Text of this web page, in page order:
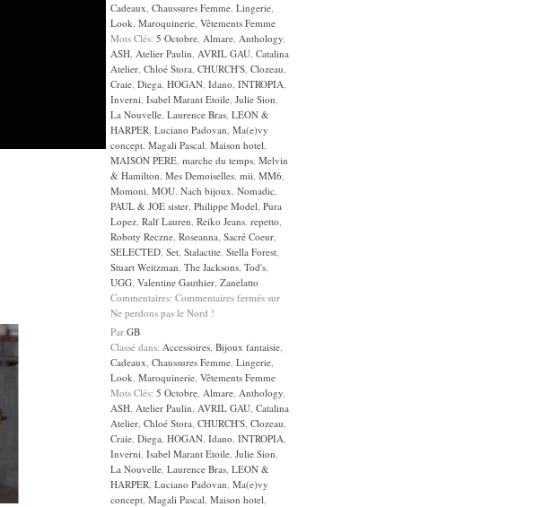
Cadeaux, Chaussures Femme, Lingerie,
Look, Maroquinerie, Vêtements Femme
Mots Clés: 5 Octobre, Almare, Anthology,
ASH, Atelier Paulin, AVRIL GAU, Catalina
Atelier, Chloé Stora, CHURCH'S, Clozeau,
Craie, Diega, HOGAN, Idano, INTROPIA,
Inverni, Isabel Marant Etoile, Julie Sion,
La Nouvelle, Laurence Bras, LEON &
HARPER, Luciano Padovan, Ma(e)vy
concept, Magali Pascal, Maison hotel,
MAISON PERE, marche du temps, Melvin
& Hamilton, Mes Demoiselles, mii, MM6,
Momoni, MOU, Nach bijoux, Nomadic,
PAUL & JOE sister, Philippe Model, Pura
Lopez, Ralf Lauren, Reiko Jeans, repetto,
Roboty Reczne, Roseanna, Sacré Coeur,
SELECTED, Set, Stalactite, Stella Forest,
Stuart Weitzman, The Jacksons, Tod's,
UGG, Valentine Gauthier, Zanelatto
Commentaires: Commentaires fermés sur
Ne perdons pas le Nord !
Par GB
Classé dans: Accessoires, Bijoux fantaisie,
Cadeaux, Chaussures Femme, Lingerie,
Look, Maroquinerie, Vêtements Femme
Mots Clés: 5 Octobre, Almare, Anthology,
ASH, Atelier Paulin, AVRIL GAU, Catalina
Atelier, Chloé Stora, CHURCH'S, Clozeau,
Craie, Diega, HOGAN, Idano, INTROPIA,
Inverni, Isabel Marant Etoile, Julie Sion,
La Nouvelle, Laurence Bras, LEON &
HARPER, Luciano Padovan, Ma(e)vy
concept, Magali Pascal, Maison hotel,